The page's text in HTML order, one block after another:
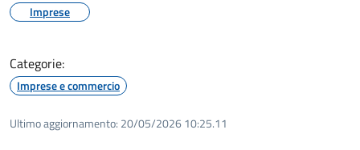
Imprese
Categorie:
Imprese e commercio
Ultimo aggiornamento: 20/05/2026 10:25.11